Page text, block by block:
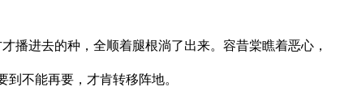
播进去的种，全顺着腿根淌了出来。容昔棠瞧着恶心，
不能再要，才肯转移阵地。